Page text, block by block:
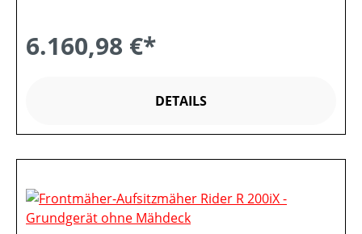
6.160,98 €*
DETAILS